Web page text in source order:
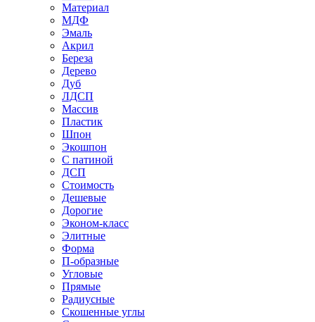
Материал
МДФ
Эмаль
Акрил
Береза
Дерево
Дуб
ЛДСП
Массив
Пластик
Шпон
Экошпон
С патиной
ДСП
Стоимость
Дешевые
Дорогие
Эконом-класс
Элитные
Форма
П-образные
Угловые
Прямые
Радиусные
Скошенные углы